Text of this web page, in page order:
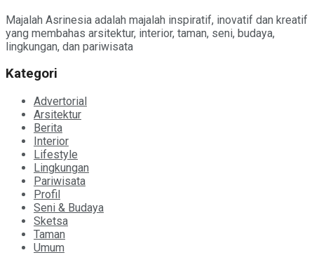
Majalah Asrinesia adalah majalah inspiratif, inovatif dan kreatif
yang membahas arsitektur, interior, taman, seni, budaya,
lingkungan, dan pariwisata
Kategori
Advertorial
Arsitektur
Berita
Interior
Lifestyle
Lingkungan
Pariwisata
Profil
Seni & Budaya
Sketsa
Taman
Umum